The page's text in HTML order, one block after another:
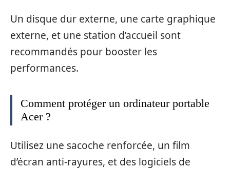
Un disque dur externe, une carte graphique
externe, et une station d’accueil sont
recommandés pour booster les
performances.
Comment protéger un ordinateur portable
Acer ?
Utilisez une sacoche renforcée, un film
d’écran anti-rayures, et des logiciels de